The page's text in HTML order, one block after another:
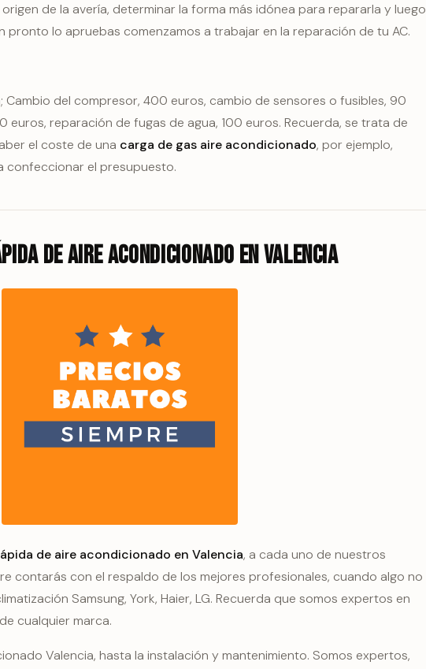
de la avería, determinar la forma más idónea para repararla y luego
pronto lo apruebas comenzamos a trabajar en la reparación de tu AC.
del compresor, 400 euros, cambio de sensores o fusibles, 90
euros, reparación de fugas de agua, 100 euros. Recuerda, se trata de
el coste de una carga de gas aire acondicionado, por ejemplo,
confeccionar el presupuesto.
de aire acondicionado en Valencia
de aire acondicionado en Valencia, a cada uno de nuestros
contarás con el respaldo de los mejores profesionales, cuando algo no
Samsung, York, Haier, LG. Recuerda que somos expertos en
cualquier marca.
Valencia, hasta la instalación y mantenimiento. Somos expertos,